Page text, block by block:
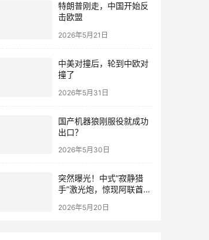
特朗普刚走，中国开始反
击欧盟
2026年5月21日
中美对撞后，轮到中欧对
撞了
2026年5月31日
国产机器狼刚服役就成功
出口？
2026年5月30日
突然曝光！中式“寂静猎
手”激光炮，惊现阿联酋迪
2026年5月20日